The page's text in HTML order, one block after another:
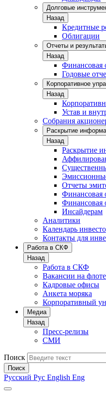
Долговые
Назад
Кредитные
Облигации
Отчеты и
Назад
Финансовая
Годовые
Корпоративное
Назад
Устав и
Собрания
Раскрытие
Назад
Раскрытие
Отчеты
Финансовая
Финансовая
Инсайдерам
Аналитики
Календарь
Контакты для
Работа в СКФ
Назад
Работа в СКФ
Вакансии на
Кадровые офисы
Анкета моряка
Корпоративный
Медиа
Назад
Пресс-релизы
СМИ
Поиск
Поиск
Русский Рус English Eng